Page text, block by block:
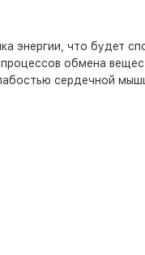
энергии, что будет
обмена
сердечной